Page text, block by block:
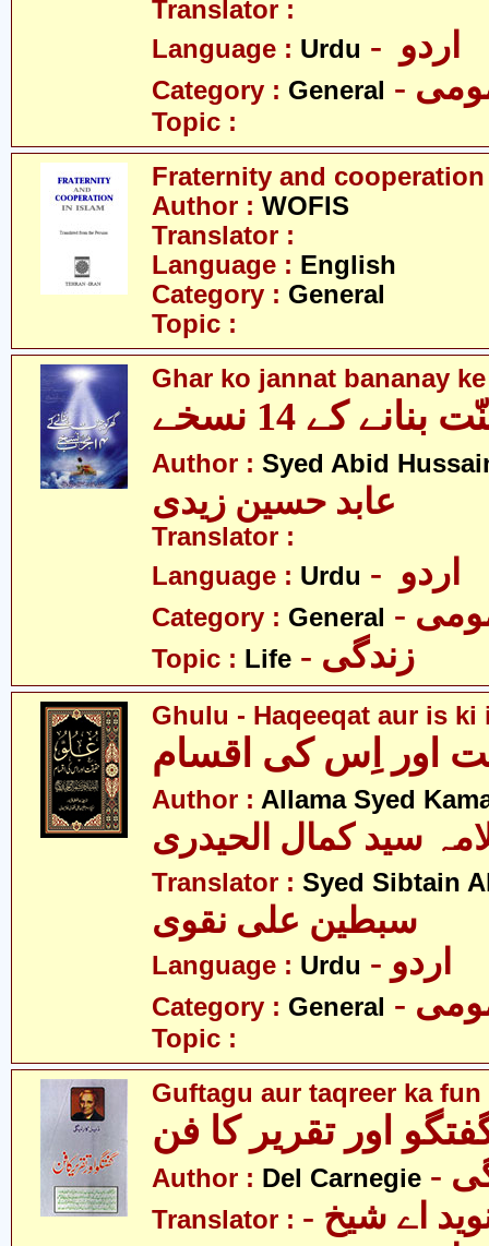
Translator :
Language : Urdu
Category : General
Topic :
Fraternity and
Author : WOFIS
Translator :
Language : English
Category : General
Topic :
Ghar ko jannat bananay
کے 14 نسخے
Author : Syed Abid
عابد حسین زیدی
Translator :
Language : Urdu
Category : General
Topic : Life
Ghulu - Haqeeqat aur is ki
اور اِس کی اقسام
Author : Allama Syed
سید کمال الحیدری
Translator : Syed Sibtain
سبطین علی نقوی
Language : Urdu - اردو
Category : General
Topic :
Guftagu aur taqreer ka fun
اور تقریر کا فن
Author : Del Carnegie
Translator : نوید اے شیخ